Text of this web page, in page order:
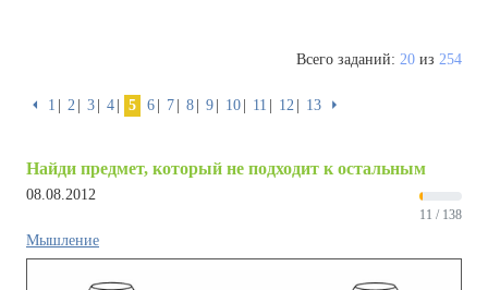
Всего заданий: 20 из 254
⏴ 1 2 3 4 5 6 7 8 9 10 11 12 13 ⏵
Найди предмет, который не подходит к остальным
08.08.2012
11 / 138
Мышление